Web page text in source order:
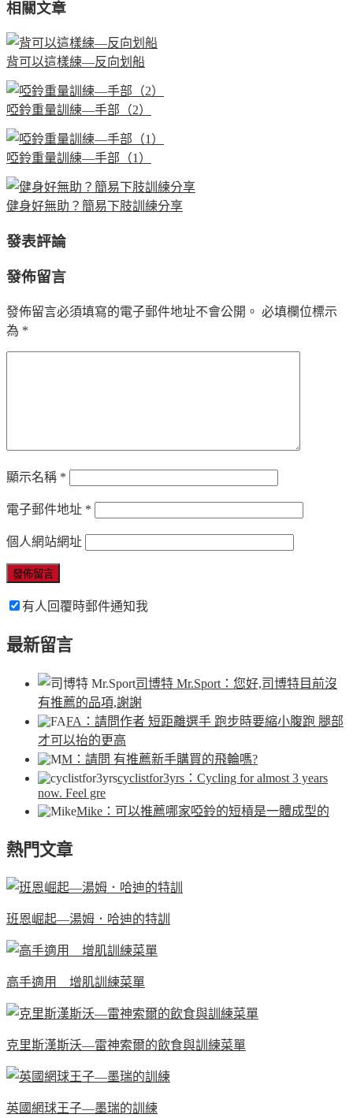
相關文章
背可以這樣練—反向划船
啞鈴重量訓練—手部（2）
啞鈴重量訓練—手部（1）
健身好無助？簡易下肢訓練分享
發表評論
發佈留言
發佈留言必須填寫的電子郵件地址不會公開。 必填欄位標示
為 *
顯示名稱 *
電子郵件地址 *
個人網站網址
有人回覆時郵件通知我
最新留言
司博特 Mr.Sport ：您好,司博特目前沒
有推薦的品項,謝謝
FA ：請問作者 短距離選手 跑步時要縮小腹跑 腿部
才可以抬的更高
M ：請問 有推薦新手購買的飛輪嗎?
cyclistfor3yrs ：Cycling for almost 3 years
now. Feel gre
Mike ：可以推薦哪家啞鈴的短槓是一體成型的
熱門文章
班恩崛起—湯姆．哈迪的特訓
高手適用 增肌訓練菜單
克里斯漢斯沃—雷神索爾的飲食與訓練菜單
英國網球王子—墨瑞的訓練